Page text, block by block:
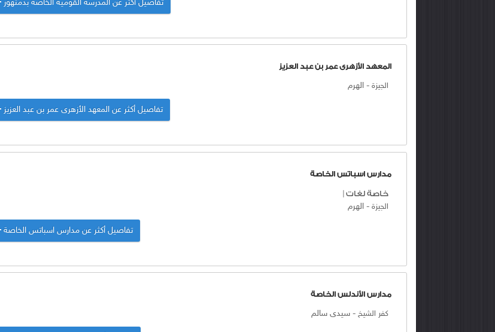
تفاصيل أكثر عن المدرسة القومية الخاصة بدمنهور
المعهد الأزهرى عمر بن عبد العزيز
الجيزة - الهرم
تفاصيل أكثر عن المعهد الأزهرى عمر بن عبد العزيز
مدارس اسباتس الخاصة
خاصة لغات
الجيزة - الهرم
تفاصيل أكثر عن مدارس اسباتس الخاصة
مدارس الأندلس الخاصة
كفر الشيخ - سيدى سالم